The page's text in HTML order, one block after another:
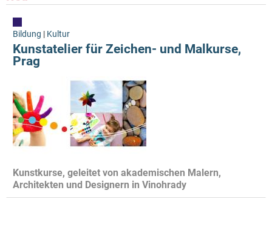
Bildung | Kultur
Kunstatelier für Zeichen- und Malkurse,
Prag
Kunstkurse, geleitet von akademischen Malern,
Architekten und Designern in Vinohrady